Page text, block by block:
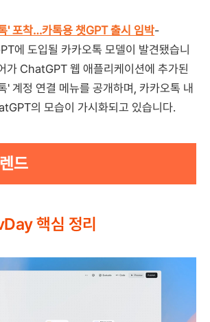
' 포착…카톡용 챗GPT 출시 임박-
에 도입될 카카오톡 모델이 발견됐습니
가 ChatGPT 웹 애플리케이션에 추가된
' 계정 연결 메뉴를 공개하며, 카카오톡 내
의 모습이 가시화되고 있습니다.
드
핵심 정리